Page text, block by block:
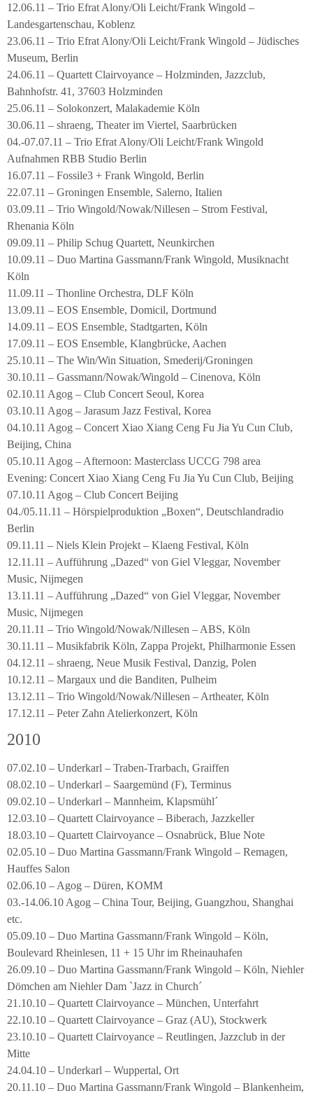
12.06.11 – Trio Efrat Alony/Oli Leicht/Frank Wingold –
Landesgartenschau, Koblenz
23.06.11 – Trio Efrat Alony/Oli Leicht/Frank Wingold – Jüdisches
Museum, Berlin
24.06.11 – Quartett Clairvoyance – Holzminden, Jazzclub,
Bahnhofstr. 41, 37603 Holzminden
25.06.11 – Solokonzert, Malakademie Köln
30.06.11 – shraeng, Theater im Viertel, Saarbrücken
04.-07.07.11 – Trio Efrat Alony/Oli Leicht/Frank Wingold
Aufnahmen RBB Studio Berlin
16.07.11 – Fossile3 + Frank Wingold, Berlin
22.07.11 – Groningen Ensemble, Salerno, Italien
03.09.11 – Trio Wingold/Nowak/Nillesen – Strom Festival,
Rhenania Köln
09.09.11 – Philip Schug Quartett, Neunkirchen
10.09.11 – Duo Martina Gassmann/Frank Wingold, Musiknacht
Köln
11.09.11 – Thonline Orchestra, DLF Köln
13.09.11 – EOS Ensemble, Domicil, Dortmund
14.09.11 – EOS Ensemble, Stadtgarten, Köln
17.09.11 – EOS Ensemble, Klangbrücke, Aachen
25.10.11 – The Win/Win Situation, Smederij/Groningen
30.10.11 – Gassmann/Nowak/Wingold – Cinenova, Köln
02.10.11 Agog – Club Concert Seoul, Korea
03.10.11 Agog – Jarasum Jazz Festival, Korea
04.10.11 Agog – Concert Xiao Xiang Ceng Fu Jia Yu Cun Club,
Beijing, China
05.10.11 Agog – Afternoon: Masterclass UCCG 798 area
Evening: Concert Xiao Xiang Ceng Fu Jia Yu Cun Club, Beijing
07.10.11 Agog – Club Concert Beijing
04./05.11.11 – Hörspielproduktion „Boxen“, Deutschlandradio
Berlin
09.11.11 – Niels Klein Projekt – Klaeng Festival, Köln
12.11.11 – Aufführung „Dazed“ von Giel Vleggar, November
Music, Nijmegen
13.11.11 – Aufführung „Dazed“ von Giel Vleggar, November
Music, Nijmegen
20.11.11 – Trio Wingold/Nowak/Nillesen – ABS, Köln
30.11.11 – Musikfabrik Köln, Zappa Projekt, Philharmonie Essen
04.12.11 – shraeng, Neue Musik Festival, Danzig, Polen
10.12.11 – Margaux und die Banditen, Pulheim
13.12.11 – Trio Wingold/Nowak/Nillesen – Artheater, Köln
17.12.11 – Peter Zahn Atelierkonzert, Köln
2010
07.02.10 – Underkarl – Traben-Trarbach, Graiffen
08.02.10 – Underkarl – Saargemünd (F), Terminus
09.02.10 – Underkarl – Mannheim, Klapsmühl´
12.03.10 – Quartett Clairvoyance – Biberach, Jazzkeller
18.03.10 – Quartett Clairvoyance – Osnabrück, Blue Note
02.05.10 – Duo Martina Gassmann/Frank Wingold – Remagen,
Hauffes Salon
02.06.10 – Agog – Düren, KOMM
03.-14.06.10 Agog – China Tour, Beijing, Guangzhou, Shanghai
etc.
05.09.10 – Duo Martina Gassmann/Frank Wingold – Köln,
Boulevard Rheinlesen, 11 + 15 Uhr im Rheinauhafen
26.09.10 – Duo Martina Gassmann/Frank Wingold – Köln, Niehler
Dömchen am Niehler Dam `Jazz in Church´
21.10.10 – Quartett Clairvoyance – München, Unterfahrt
22.10.10 – Quartett Clairvoyance – Graz (AU), Stockwerk
23.10.10 – Quartett Clairvoyance – Reutlingen, Jazzclub in der
Mitte
24.04.10 – Underkarl – Wuppertal, Ort
20.11.10 – Duo Martina Gassmann/Frank Wingold – Blankenheim,